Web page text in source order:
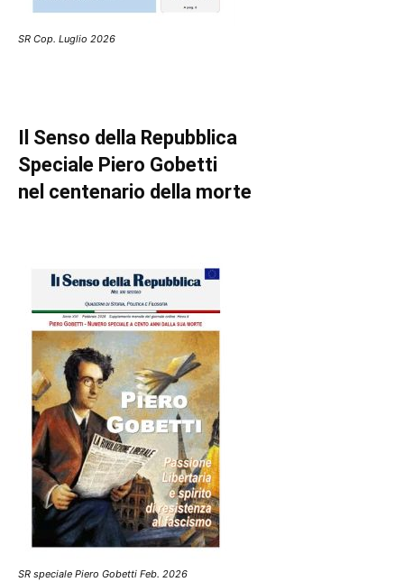
SR Cop. Luglio 2026
Il Senso della Repubblica
Speciale Piero Gobetti
nel centenario della morte
SR speciale Piero Gobetti Feb. 2026